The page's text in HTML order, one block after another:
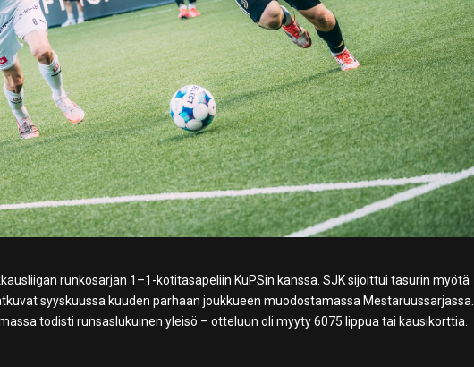
runkosarjan 1–1-kotitasapeliin KuPSin kanssa. SJK sijoittui tasurin myötä
syyskuussa kuuden parhaan joukkueen muodostamassa Mestaruussarjassa.
todisti runsaslukuinen yleisö – otteluun oli myyty 6075 lippua tai kausikorttia.